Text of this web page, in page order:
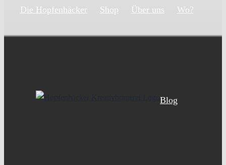
Die Hopfenhäcker Shop Über uns Wo?
Blog